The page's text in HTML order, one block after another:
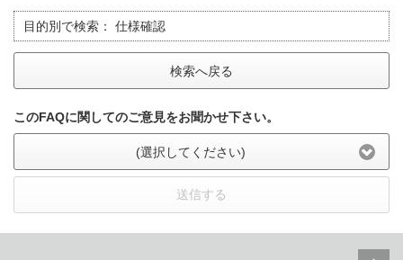
目的別で検索： 仕様確認
検索へ戻る
このFAQに関してのご意見をお聞かせ下さい。
(選択してください)
送信する